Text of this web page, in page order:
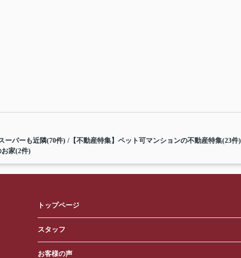
ーパーも近隣(70件)
【不動産特集】ペット可マンションの不動産特集(23件)
お家(2件)
トップページ
スタッフ
お客様の声